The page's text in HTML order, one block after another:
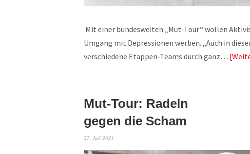
Mit einer bundesweiten „Mut-Tour“ wollen
Umgang mit Depressionen werben. „Auch in
verschiedene Etappen-Teams durch ganz…
Mut-Tour: Radeln
gegen die Scham
27. Juli 2021